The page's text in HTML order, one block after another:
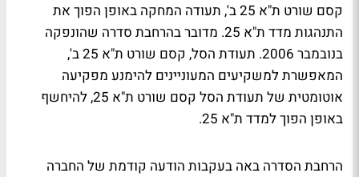
קסם שורט ת"א 25 ב', תעודה המחקה באופן הפוך את
התנהגות מדד ת"א 25. מדובר בהרחבת סדרה שהונפקה
בנובמבר 2006. תעודת הסל, קסם שורט ת"א 25 ב',
המאפשרת למשקיעים המעוניינים להימנע מפקיעה
אוטומטית של תעודת הסל קסם שורט ת"א 25, להיחשף
באופן הפוך למדד ת"א 25.
הרחבת הסדרה באה בעקבות הודעה קודמת של החברה